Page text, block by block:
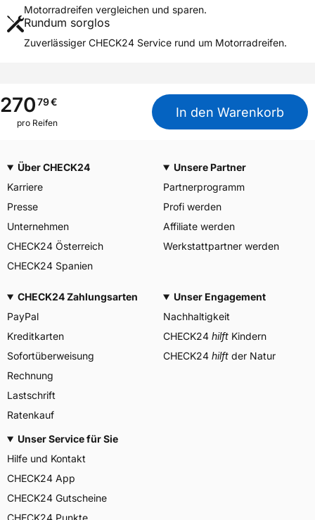
Motorradtyp
General
Weitere Eigenschaften
M+S
Nein
3PMSF / Alpine-Symbol
Nein
The Carlstar Group LLC, 725
Franklin USA, (800) 827-
1001,
act-us
Motorradreifen vergleichen und sparen.
Rundum sorglos
Zuverlässiger CHECK24 Service rund um Motorradreifen.
27079€
pro Reifen
In den Warenkorb
Über CHECK24
Karriere
Presse
Unternehmen
CHECK24 Österreich
CHECK24 Spanien
Unsere Partner
Partnerprogramm
Profi werden
Affiliate werden
Werkstattpartner werden
CHECK24 Zahlungsarten
PayPal
Kreditkarten
Sofortüberweisung
Rechnung
Lastschrift
Ratenkauf
Unser Engagement
Nachhaltigkeit
CHECK24 hilft Kindern
CHECK24 hilft der Natur
Unser Service für Sie
Hilfe und Kontakt
CHECK24 App
CHECK24 Gutscheine
CHECK24 Punkte